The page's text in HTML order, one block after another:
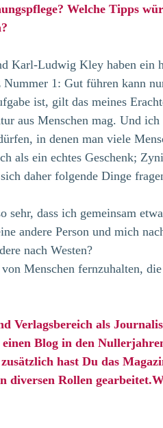
Welche Tipps
Karl-Ludwig Kley haben ein
Nummer 1: Gut führen kann
ist, gilt das meines
aus Menschen mag. Und
in denen man viele
als ein echtes Geschenk;
daher folgende Dinge
sehr, dass ich gemeinsam
andere Person und mich
nach Westen?
Menschen fernzuhalten,
Verlagsbereich als
Blog in den
hast Du das
diversen Rollen